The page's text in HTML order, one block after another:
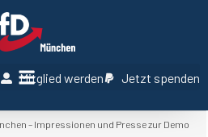
Mitglied werden Jetzt spenden
– Impressionen und Presse zur Demo